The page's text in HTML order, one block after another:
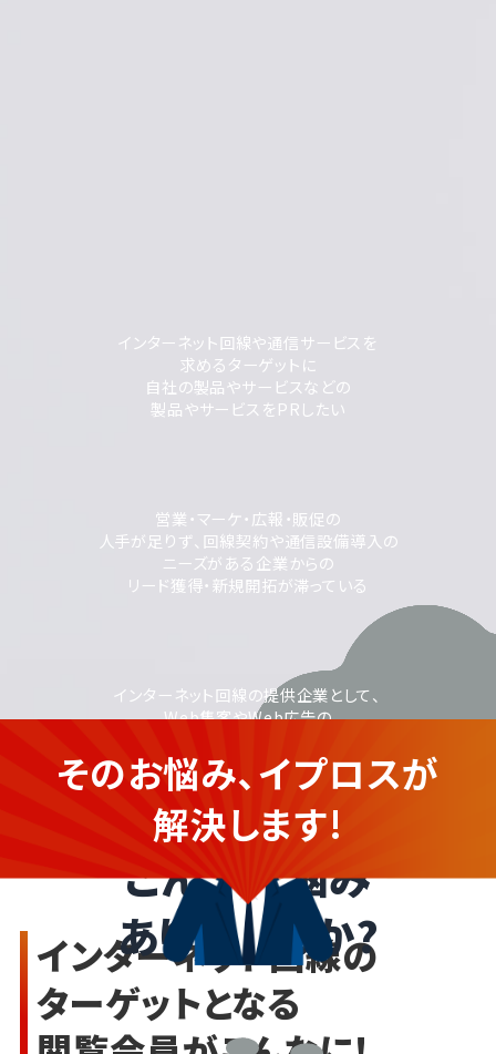
インターネット回線の企業さま
こんなお悩み
ありませんか?
インターネット回線や通信サービスを
求めるターゲットに
自社の製品やサービスなどの
製品やサービスをPRしたい
営業・マーケ・広報・販促の
人手が足りず、回線契約や通信設備導入の
ニーズがある企業からの
リード獲得・新規開拓が滞っている
インターネット回線の提供企業として、
Web集客やWeb広告の
運用に不安がある
そのお悩み、イプロスが
解決します!
インターネット回線の
ターゲットとなる